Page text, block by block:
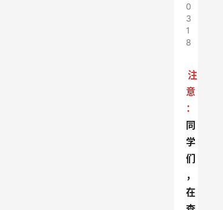
0
3
1
8
注
意
：
同
学
们
，
在